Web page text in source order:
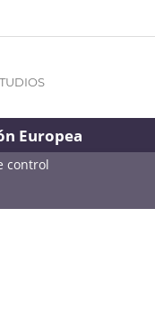
Europea
control